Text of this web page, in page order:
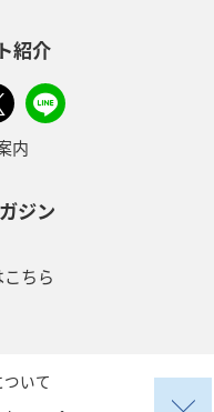
紹介
内
ジン
ちら
いて